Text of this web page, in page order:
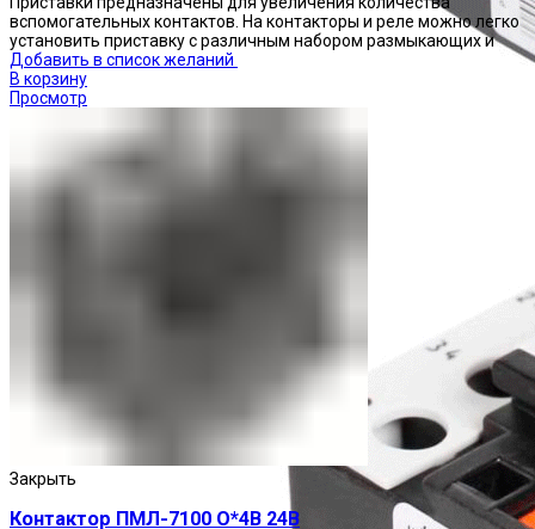
вспомогательных контактов. На контакторы и реле можно легко
установить приставку с различным набором размыкающих и
Добавить в список желаний
В корзину
Просмотр
Закрыть
Контактор ПМЛ-7100 О*4В 24В